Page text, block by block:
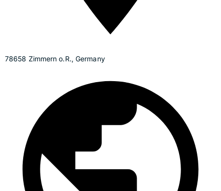
78658 Zimmern o.R., Germany